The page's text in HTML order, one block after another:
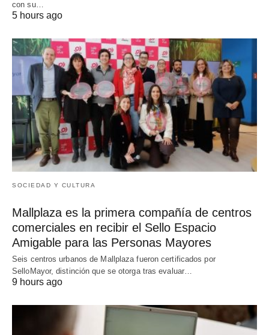
con su…
5 hours ago
SOCIEDAD Y CULTURA
Mallplaza es la primera compañía de centros
comerciales en recibir el Sello Espacio
Amigable para las Personas Mayores
Seis centros urbanos de Mallplaza fueron certificados por
SelloMayor, distinción que se otorga tras evaluar…
9 hours ago